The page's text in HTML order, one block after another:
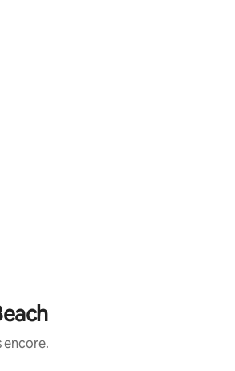
encore.